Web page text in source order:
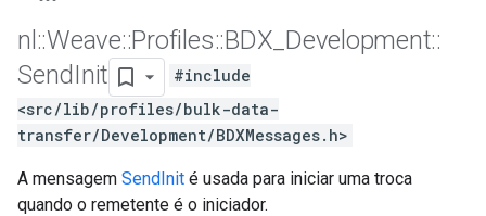
nl ::Weave::Profiles::BDX Development::
SendInit
#include
<src/lib/profiles/bulk-data-
transfer/Development/BDXMessages.h>
A mensagem SendInit é usada para iniciar uma troca
quando o remetente é o iniciador.